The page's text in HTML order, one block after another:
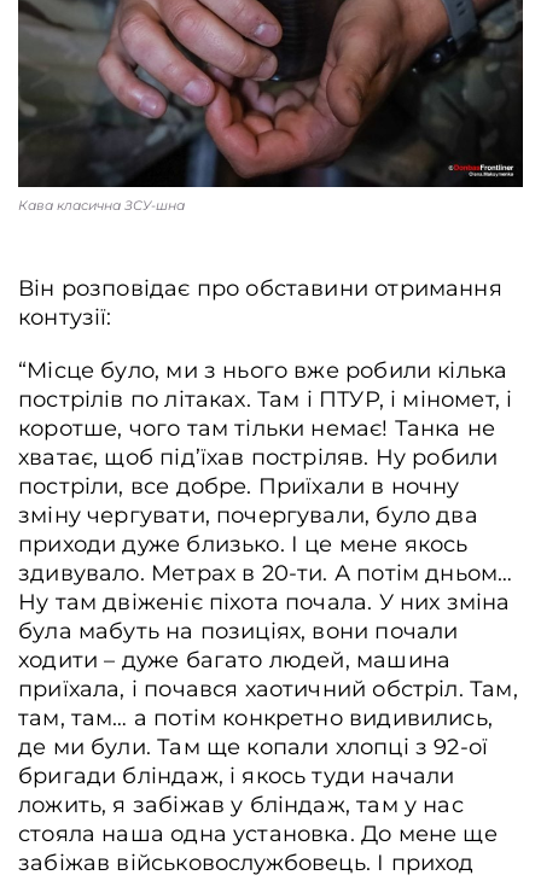
Кава класична ЗСУ-шна
Він розповідає про обставини отримання
контузії:
“Місце було, ми з нього вже робили кілька
пострілів по літаках. Там і ПТУР, і міномет, і
коротше, чого там тільки немає! Танка не
хватає, щоб під’їхав постріляв. Ну робили
постріли, все добре. Приїхали в ночну
зміну чергувати, почергували, було два
приходи дуже близько. І це мене якось
здивувало. Метрах в 20-ти. А потім дньом…
Ну там двіженіє піхота почала. У них зміна
була мабуть на позиціях, вони почали
ходити – дуже багато людей, машина
приїхала, і почався хаотичний обстріл. Там,
там, там… а потім конкретно видивились,
де ми були. Там ще копали хлопці з 92-ої
бригади бліндаж, і якось туди начали
ложить, я забіжав у бліндаж, там у нас
стояла наша одна установка. До мене ще
забіжав військовослужбовець. І приход